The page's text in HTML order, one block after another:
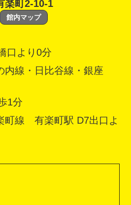
楽町2-10-1
館内マップ
口より0分
線・日比谷線・銀座
1分
線 有楽町駅 D7出口よ